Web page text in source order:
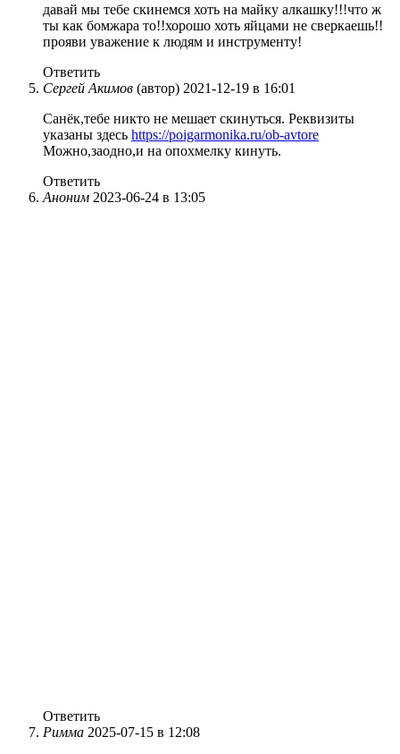
давай мы тебе скинемся хоть на майку алкашку!!!что ж
ты как бомжара то!!хорошо хоть яйцами не сверкаешь!!
прояви уважение к людям и инструменту!
Ответить
Сергей Акимов (автор) 2021-12-19 в 16:01
Санёк,тебе никто не мешает скинуться. Реквизиты
указаны здесь https://poigarmonika.ru/ob-avtore
Можно,заодно,и на опохмелку кинуть.
Ответить
Аноним 2023-06-24 в 13:05
Ответить
Римма 2025-07-15 в 12:08